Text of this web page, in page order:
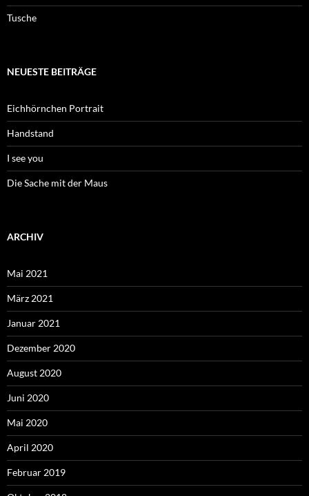
Tusche
NEUESTE BEITRÄGE
Eichhörnchen Portrait
Handstand
I see you
Die Sache mit der Maus
ARCHIV
Mai 2021
März 2021
Januar 2021
Dezember 2020
August 2020
Juni 2020
Mai 2020
April 2020
Februar 2019